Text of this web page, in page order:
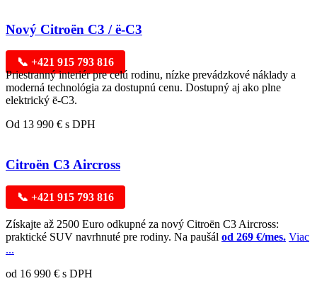
Nový Citroën C3 / ë-C3
📞 +421 915 793 816
Priestranný interiér pre celú rodinu, nízke prevádzkové náklady a
moderná technológia za dostupnú cenu. Dostupný aj ako plne
elektrický ë-C3.
Od 13 990 € s DPH
Citroën C3 Aircross
📞 +421 915 793 816
Získajte až 2500 Euro odkupné za nový Citroën C3 Aircross:
praktické SUV navrhnuté pre rodiny. Na paušál od 269 €/mes. Viac
...
od 16 990 € s DPH